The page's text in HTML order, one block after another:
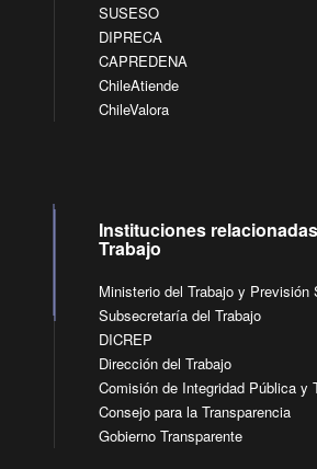
SUSESO
DIPRECA
CAPREDENA
ChileAtiende
ChileValora
Instituciones
Trabajo
Ministerio del Trabajo y Previsión
Subsecretaría del Trabajo
DICREP
Dirección del Trabajo
Comisión de Integridad Pública y
Consejo para la Transparencia
Gobierno Transparente